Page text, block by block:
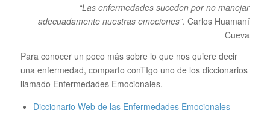
“Las enfermedades suceden por no manejar
adecuadamente nuestras emociones”. Carlos Huamaní
Cueva
Para conocer un poco más sobre lo que nos quiere decir
una enfermedad, comparto conTIgo uno de los diccionarios
llamado Enfermedades Emocionales.
Diccionario Web de las Enfermedades Emocionales